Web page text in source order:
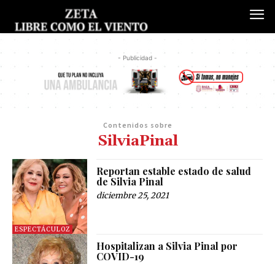
- Publicidad -
Contenidos sobre
SilviaPinal
ESPECTÁCULOZ
Reportan estable estado de salud
de Silvia Pinal
diciembre 25, 2021
Hospitalizan a Silvia Pinal por
COVID-19